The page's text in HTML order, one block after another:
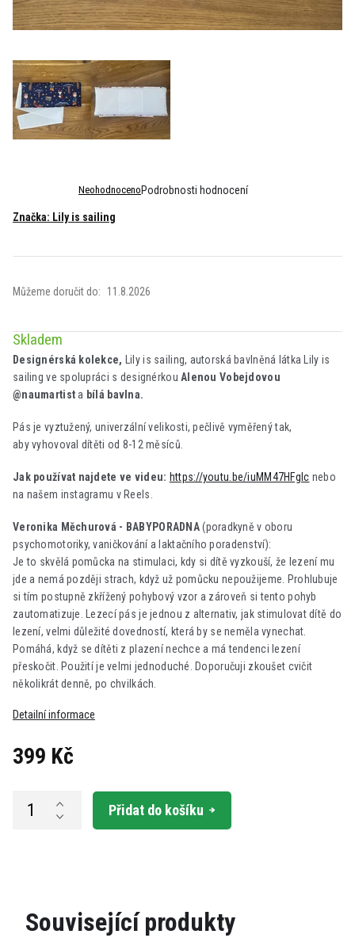
produktu
hvězdiček.
Neohodnoceno Podrobnosti hodnocení
Značka: Lily is sailing
399 Kč
Skladem
Můžeme doručit do: 11.8.2026
Přidat do košíku
Designérská kolekce,
Lily is sailing, autorská bavlněná látka Lily is
sailing ve spolupráci s designérkouAlenou Vobejdovou
@naumartista bílá bavlna.
Pás je vyztužený, univerzální velikosti, pečlivě vyměřený tak,
aby vyhovoval dítěti od 8-12 měsíců.
Jak používat najdete ve videu: https://youtu.be/iuMM47HFgIc nebo
na našem instagramu v Reels.
Veronika Měchurová - BABYPORADNA(poradkyně v oboru
psychomotoriky, vaničkování a laktačního poradenství):
Je to skvělá pomůcka na stimulaci, kdy si dítě vyzkouší, že lezení mu
jde a nemá později strach, když už pomůcku nepoužijeme. Prohlubuje
si tím postupně zkřížený pohybový vzor a zároveň si tento pohyb
zautomatizuje. Lezecí pás je jednou z alternativ, jak stimulovat dítě do
lezení, velmi důležité dovedností, která by se neměla vynechat.
Pomáhá, když se dítěti z plazení nechce a má tendenci lezení
přeskočit. Použití je velmi jednoduché. Doporučuji zkoušet cvičit
několikrát denně, po chvilkách.
Detailní informace
Související produkty